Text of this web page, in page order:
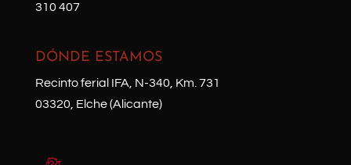
310 407
DÓNDE ESTAMOS
Recinto ferial IFA, N-340, Km. 731
03320, Elche (Alicante)